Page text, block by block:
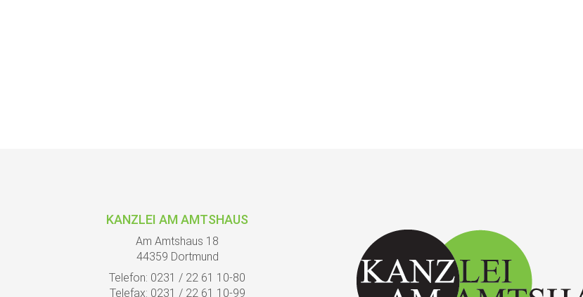
KANZLEI AM AMTSHAUS
Am Amtshaus 18
44359 Dortmund
Telefon: 0231 / 22 61 10-80
Telefax: 0231 / 22 61 10-99